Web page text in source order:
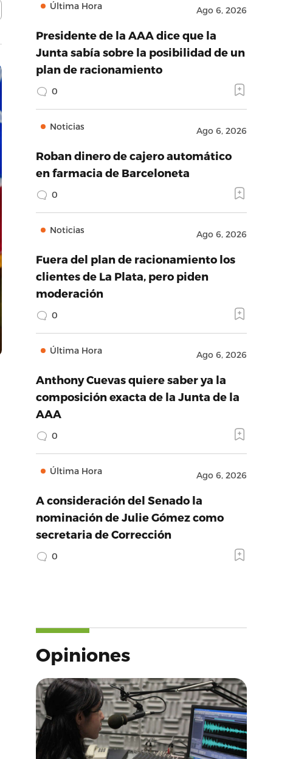
Última Hora Ago 6, 2026
Presidente de la AAA dice que la
Junta sabía sobre la posibilidad de un
plan de racionamiento
0
Noticias Ago 6, 2026
Roban dinero de cajero automático
en farmacia de Barceloneta
0
Noticias Ago 6, 2026
Fuera del plan de racionamiento los
clientes de La Plata, pero piden
moderación
0
Última Hora Ago 6, 2026
Anthony Cuevas quiere saber ya la
composición exacta de la Junta de la
AAA
0
Última Hora Ago 6, 2026
A consideración del Senado la
nominación de Julie Gómez como
secretaria de Corrección
0
Opiniones